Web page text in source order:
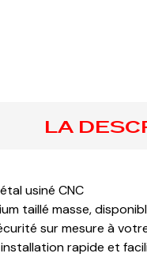
LA
usiné CNC
taillé masse,
sur mesure à
rapide et